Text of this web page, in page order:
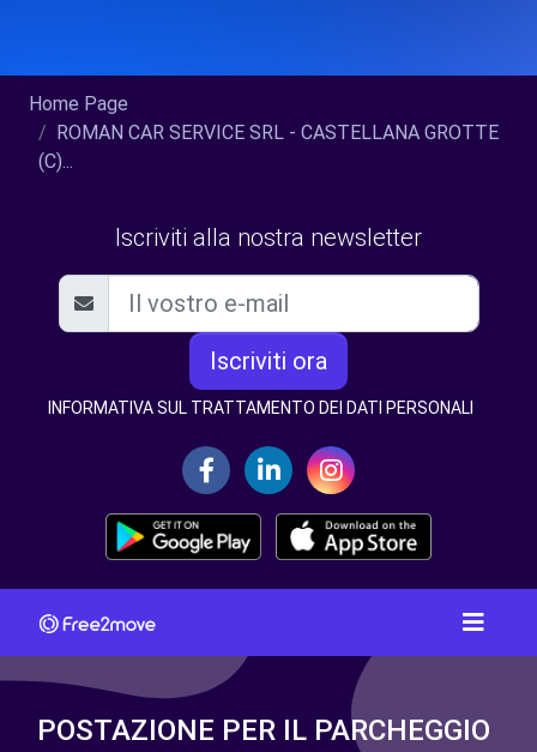
Home Page
ROMAN CAR SERVICE SRL - CASTELLANA GROTTE
(C)...
Iscriviti alla nostra newsletter
Iscriviti ora
INFORMATIVA SUL TRATTAMENTO DEI DATI PERSONALI
POSTAZIONE PER IL PARCHEGGIO